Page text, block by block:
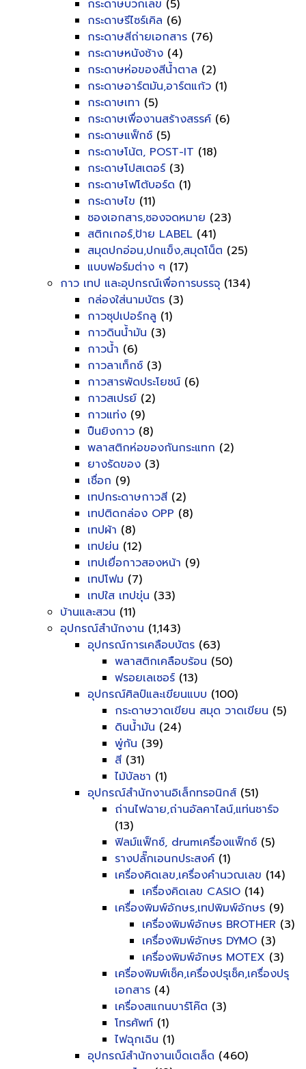
กระดาษบวกเลข (5)
กระดาษรีไซร์เคิล (6)
กระดาษสีถ่ายเอกสาร (76)
กระดาษหนังช้าง (4)
กระดาษห่อของสีน้ำตาล (2)
กระดาษอาร์ตมัน,อาร์ตแก้ว (1)
กระดาษเทา (5)
กระดาษเพื่องานสร้างสรรค์ (6)
กระดาษแฟ็กซ์ (5)
กระดาษโน้ต, POST-IT (18)
กระดาษโปสเตอร์ (3)
กระดาษโฟโต้บอร์ด (1)
กระดาษไข (11)
ซองเอกสาร,ซองจดหมาย (23)
สติกเกอร์,ป้าย LABEL (41)
สมุดปกอ่อน,ปกแข็ง,สมุดโน็ต (25)
แบบฟอร์มต่าง ๆ (17)
กาว เทป และอุปกรณ์เพื่อการบรรจุ (134)
กล่องใส่นามบัตร (3)
กาวซุปเปอร์กลู (1)
กาวดินน้ำมัน (3)
กาวน้ำ (6)
กาวลาเท็กซ์ (3)
กาวสารพัดประโยชน์ (6)
กาวสเปรย์ (2)
กาวแท่ง (9)
ปืนยิงกาว (8)
พลาสติกห่อของกันกระแทก (2)
ยางรัดของ (3)
เชื่อก (9)
เทปกระดาษกาวสี (2)
เทปติดกล่อง OPP (8)
เทปผ้า (8)
เทปย่น (12)
เทปเยื่อกาวสองหน้า (9)
เทปโฟม (7)
เทปใส เทปขุ่น (33)
บ้านและสวน (11)
อุปกรณ์สำนักงาน (1,143)
อุปกรณ์การเคลือบบัตร (63)
พลาสติกเคลือบร้อน (50)
ฟรอยเลเซอร์ (13)
อุปกรณ์ศิลป์และเขียนแบบ (100)
กระดาษวาดเขียน สมุด วาดเขียน (5)
ดินน้ำมัน (24)
พู่กัน (39)
สี (31)
ไม้บัลชา (1)
อุปกรณ์สำนักงานอิเล็กทรอนิกส์ (51)
ถ่านไฟฉาย,ถ่านอัลคาไลน์,แท่นชาร์จ
(13)
ฟิลม์แฟ็กซ์, drumเครื่องแฟ็กซ์ (5)
รางปลั๊กเอนกประสงค์ (1)
เครื่องคิดเลข,เครื่องคำนวณเลข (14)
เครื่องคิดเลข CASIO (14)
เครื่องพิมพ์อักษร,เทปพิมพ์อักษร (9)
เครื่องพิมพ์อักษร BROTHER (3)
เครื่องพิมพ์อักษร DYMO (3)
เครื่องพิมพ์อักษร MOTEX (3)
เครื่องพิมพ์เช็ค,เครื่องปรุเช็ค,เครื่องปรุ
เอกสาร (4)
เครื่องสแกนบาร์โค๊ต (3)
โทรศัพท์ (1)
ไฟฉุกเฉิน (1)
อุปกรณ์สำนักงานเบ็ดเตล็ด (460)